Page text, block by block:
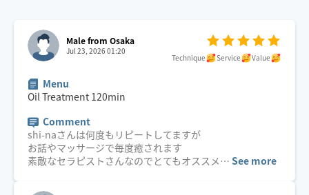
Male from Osaka
Jul 23, 2026 01:20
Technique Service Value
Menu
Oil Treatment 120min
Comment
shi-naさんは何度もリピートしてますが
お話やマッサージで毎度癒されます
素敵なセラピストさんなのでとてもオススメ… See more